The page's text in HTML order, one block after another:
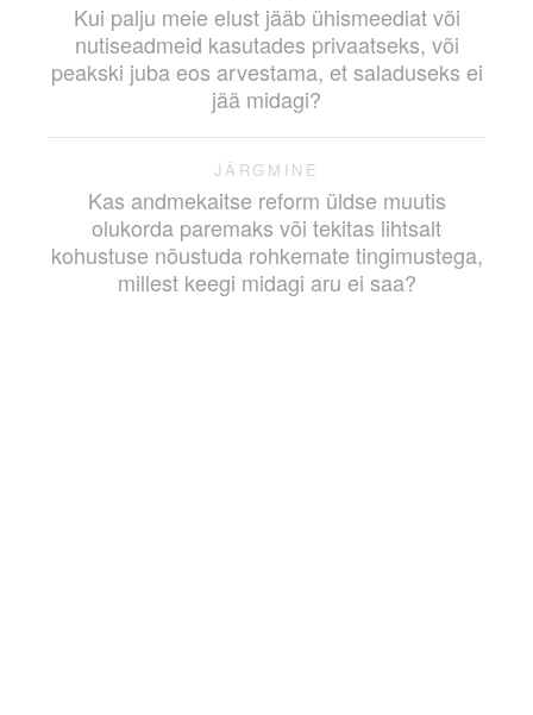
Kui palju meie elust jääb ühismeediat või
nutiseadmeid kasutades privaatseks, või
peakski juba eos arvestama, et saladuseks ei
jää midagi?
JÄRGMINE
Kas andmekaitse reform üldse muutis
olukorda paremaks või tekitas lihtsalt
kohustuse nõustuda rohkemate tingimustega,
millest keegi midagi aru ei saa?